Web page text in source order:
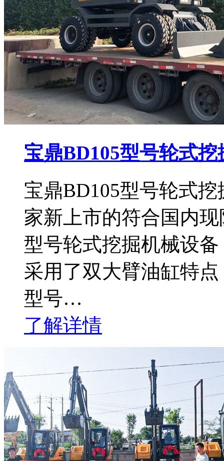
宝鼎BD105型号轮式
宝鼎BD105型号轮式
家新上市的符合国内
型号轮式挖掘机械设
采用了双大臂油缸特
型号…
了解详情